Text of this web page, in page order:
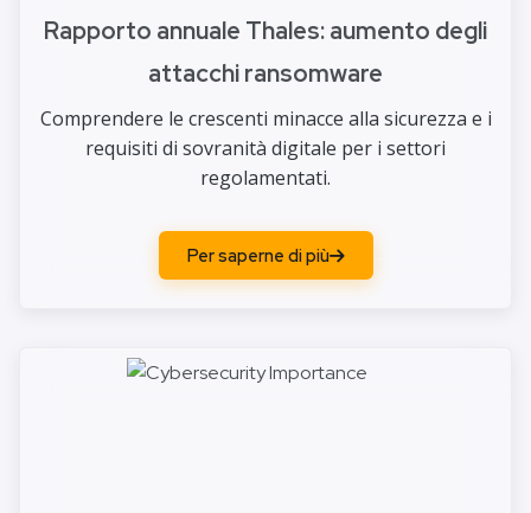
Rapporto annuale Thales: aumento degli
attacchi ransomware
Comprendere le crescenti minacce alla sicurezza e i
requisiti di sovranità digitale per i settori
regolamentati.
Per saperne di più